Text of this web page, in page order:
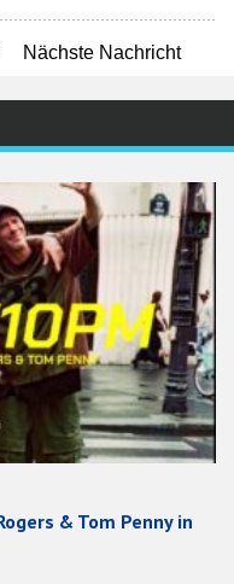
Nächste Nachricht
& Tom Penny in